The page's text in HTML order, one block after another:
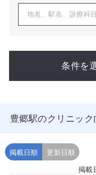
の診療科分布と診療時
ビスギャップを補う設
物件選定では、駅徒歩
角地やバス停至近、ロ
い進入路と十分な駐車
の柔軟性も確認してく
件に加え、未公開や募
ゲットエリアの実地調
まずはお気軽にご相談
条件を
豊郷駅のクリニッ
掲載日順 更新日順
掲載